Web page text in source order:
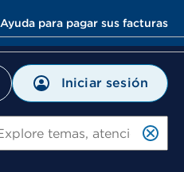
Ayuda para pagar sus facturas
Iniciar sesión